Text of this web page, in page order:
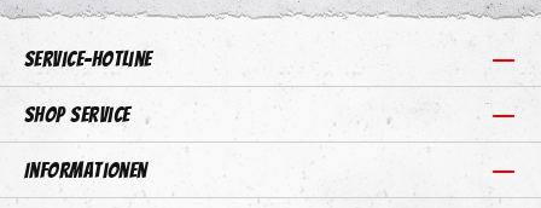
Service-Hotline
Shop Service
Informationen